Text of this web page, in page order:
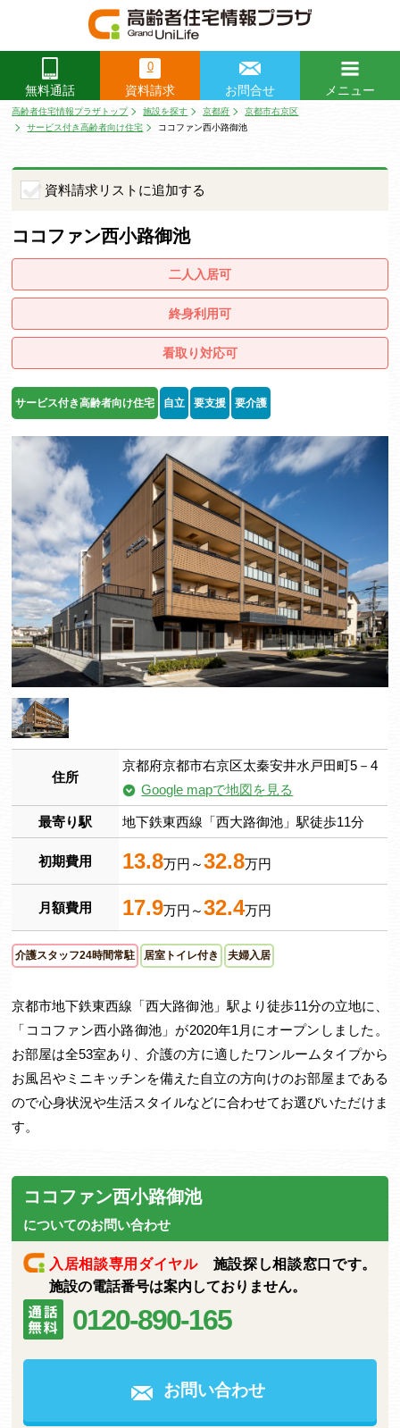
無料通話
0
資料請求 お問合せ
メニュー
高齢者住宅情報プラザトップ 施設を探す 京都府
京都市右京区
サービス付き高齢者向け住宅
ココファン西小路御池
資料請求リストに追加する
ココファン西小路御池
二人入居可
終身利用可
看取り対応可
サービス付き高齢者向け住宅 自立 要支援 要介護
住所
京都府京都市右京区太秦安井水戸田町5－4
Google mapで地図を見る
最寄り駅 地下鉄東西線「西大路御池」駅徒歩11分
初期費用 13.8万円～32.8万円
月額費用 17.9万円～32.4万円
介護スタッフ24時間常駐 居室トイレ付き 夫婦入居
京都市地下鉄東西線「西大路御池」駅より徒歩11分の立地に、
「ココファン西小路御池」が2020年1月にオープンしました。
お部屋は全53室あり、介護の方に適したワンルームタイプから
お風呂やミニキッチンを備えた自立の方向けのお部屋まである
ので心身状況や生活スタイルなどに合わせてお選びいただけま
す。
ココファン西小路御池
についてのお問い合わせ
入居相談専用ダイヤル施設探し相談窓口です。
施設の電話番号は案内しておりません。
0120-890-165
お問い合わせ